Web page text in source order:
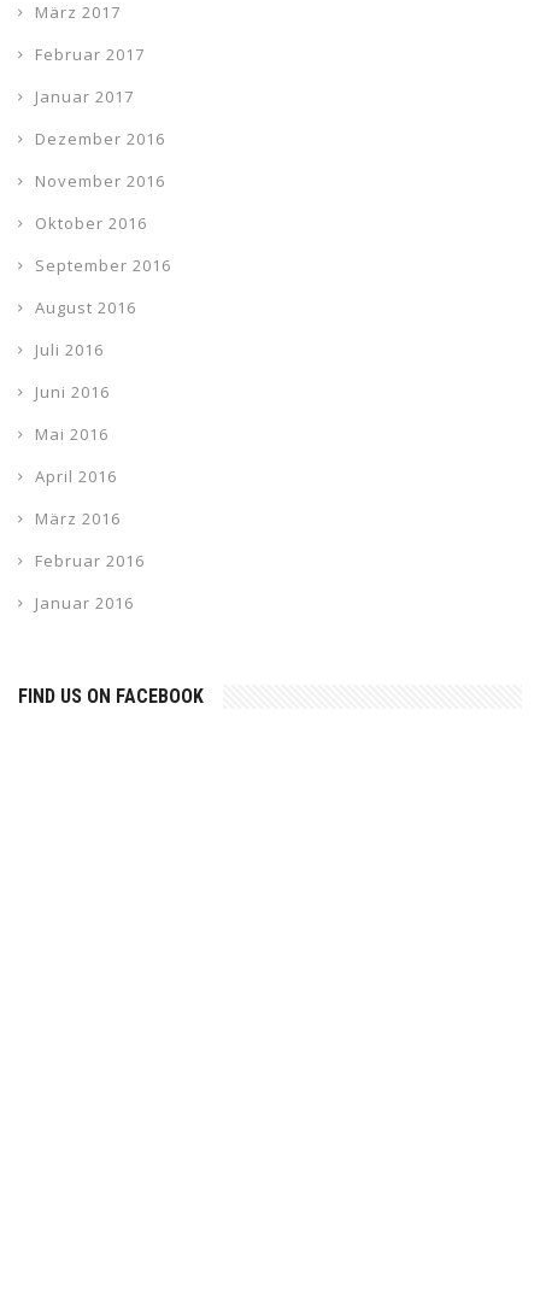
März 2017
Februar 2017
Januar 2017
Dezember 2016
November 2016
Oktober 2016
September 2016
August 2016
Juli 2016
Juni 2016
Mai 2016
April 2016
März 2016
Februar 2016
Januar 2016
FIND US ON FACEBOOK